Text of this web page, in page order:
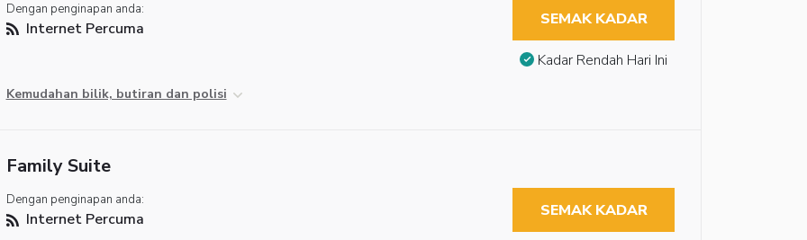
Dengan penginapan anda:
Internet Percuma
Kemudahan bilik, butiran dan polisi
SEMAK KADAR
Kadar Rendah Hari Ini
Family Suite
Dengan penginapan anda:
Internet Percuma SEMAK KADAR